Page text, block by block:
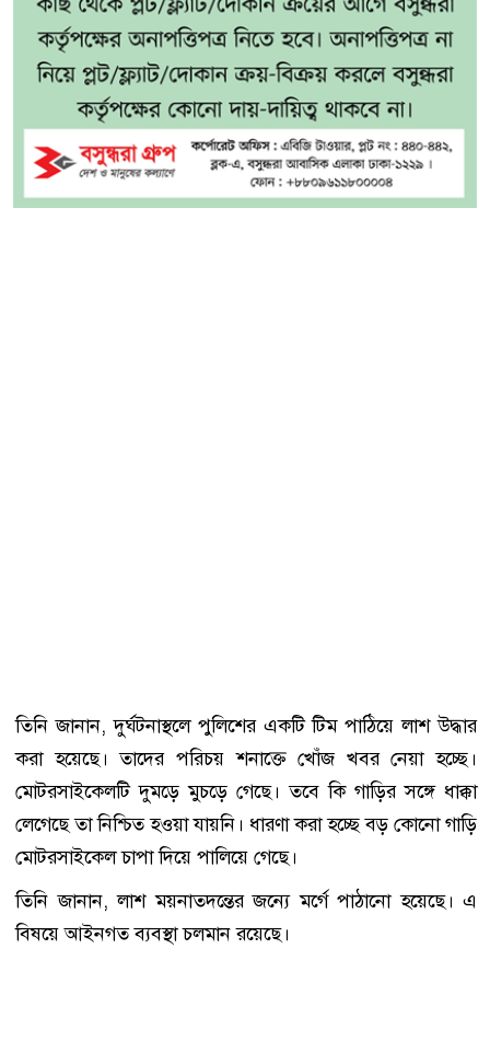
তিনি জানান, দুর্ঘটনাস্থলে পুলিশের একটি টিম পাঠিয়ে লাশ উদ্ধার
করা হয়েছে। তাদের পরিচয় শনাক্তে খোঁজ খবর নেয়া হচ্ছে।
মোটরসাইকেলটি দুমড়ে মুচড়ে গেছে। তবে কি গাড়ির সঙ্গে ধাক্কা
লেগেছে তা নিশ্চিত হওয়া যায়নি। ধারণা করা হচ্ছে বড় কোনো গাড়ি
মোটরসাইকেল চাপা দিয়ে পালিয়ে গেছে।
তিনি জানান, লাশ ময়নাতদন্তের জন্যে মর্গে পাঠানো হয়েছে। এ
বিষয়ে আইনগত ব্যবস্থা চলমান রয়েছে।